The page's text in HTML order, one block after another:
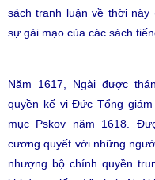
sách tranh luận về thời này
sự gải mạo của các sách
Năm 1617, Ngài được
quyền kế vị Đức Tổng
mục Pskov năm 1618.
cương quyết với những
nhượng bộ chính quyền